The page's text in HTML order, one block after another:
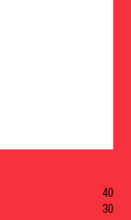
40
30